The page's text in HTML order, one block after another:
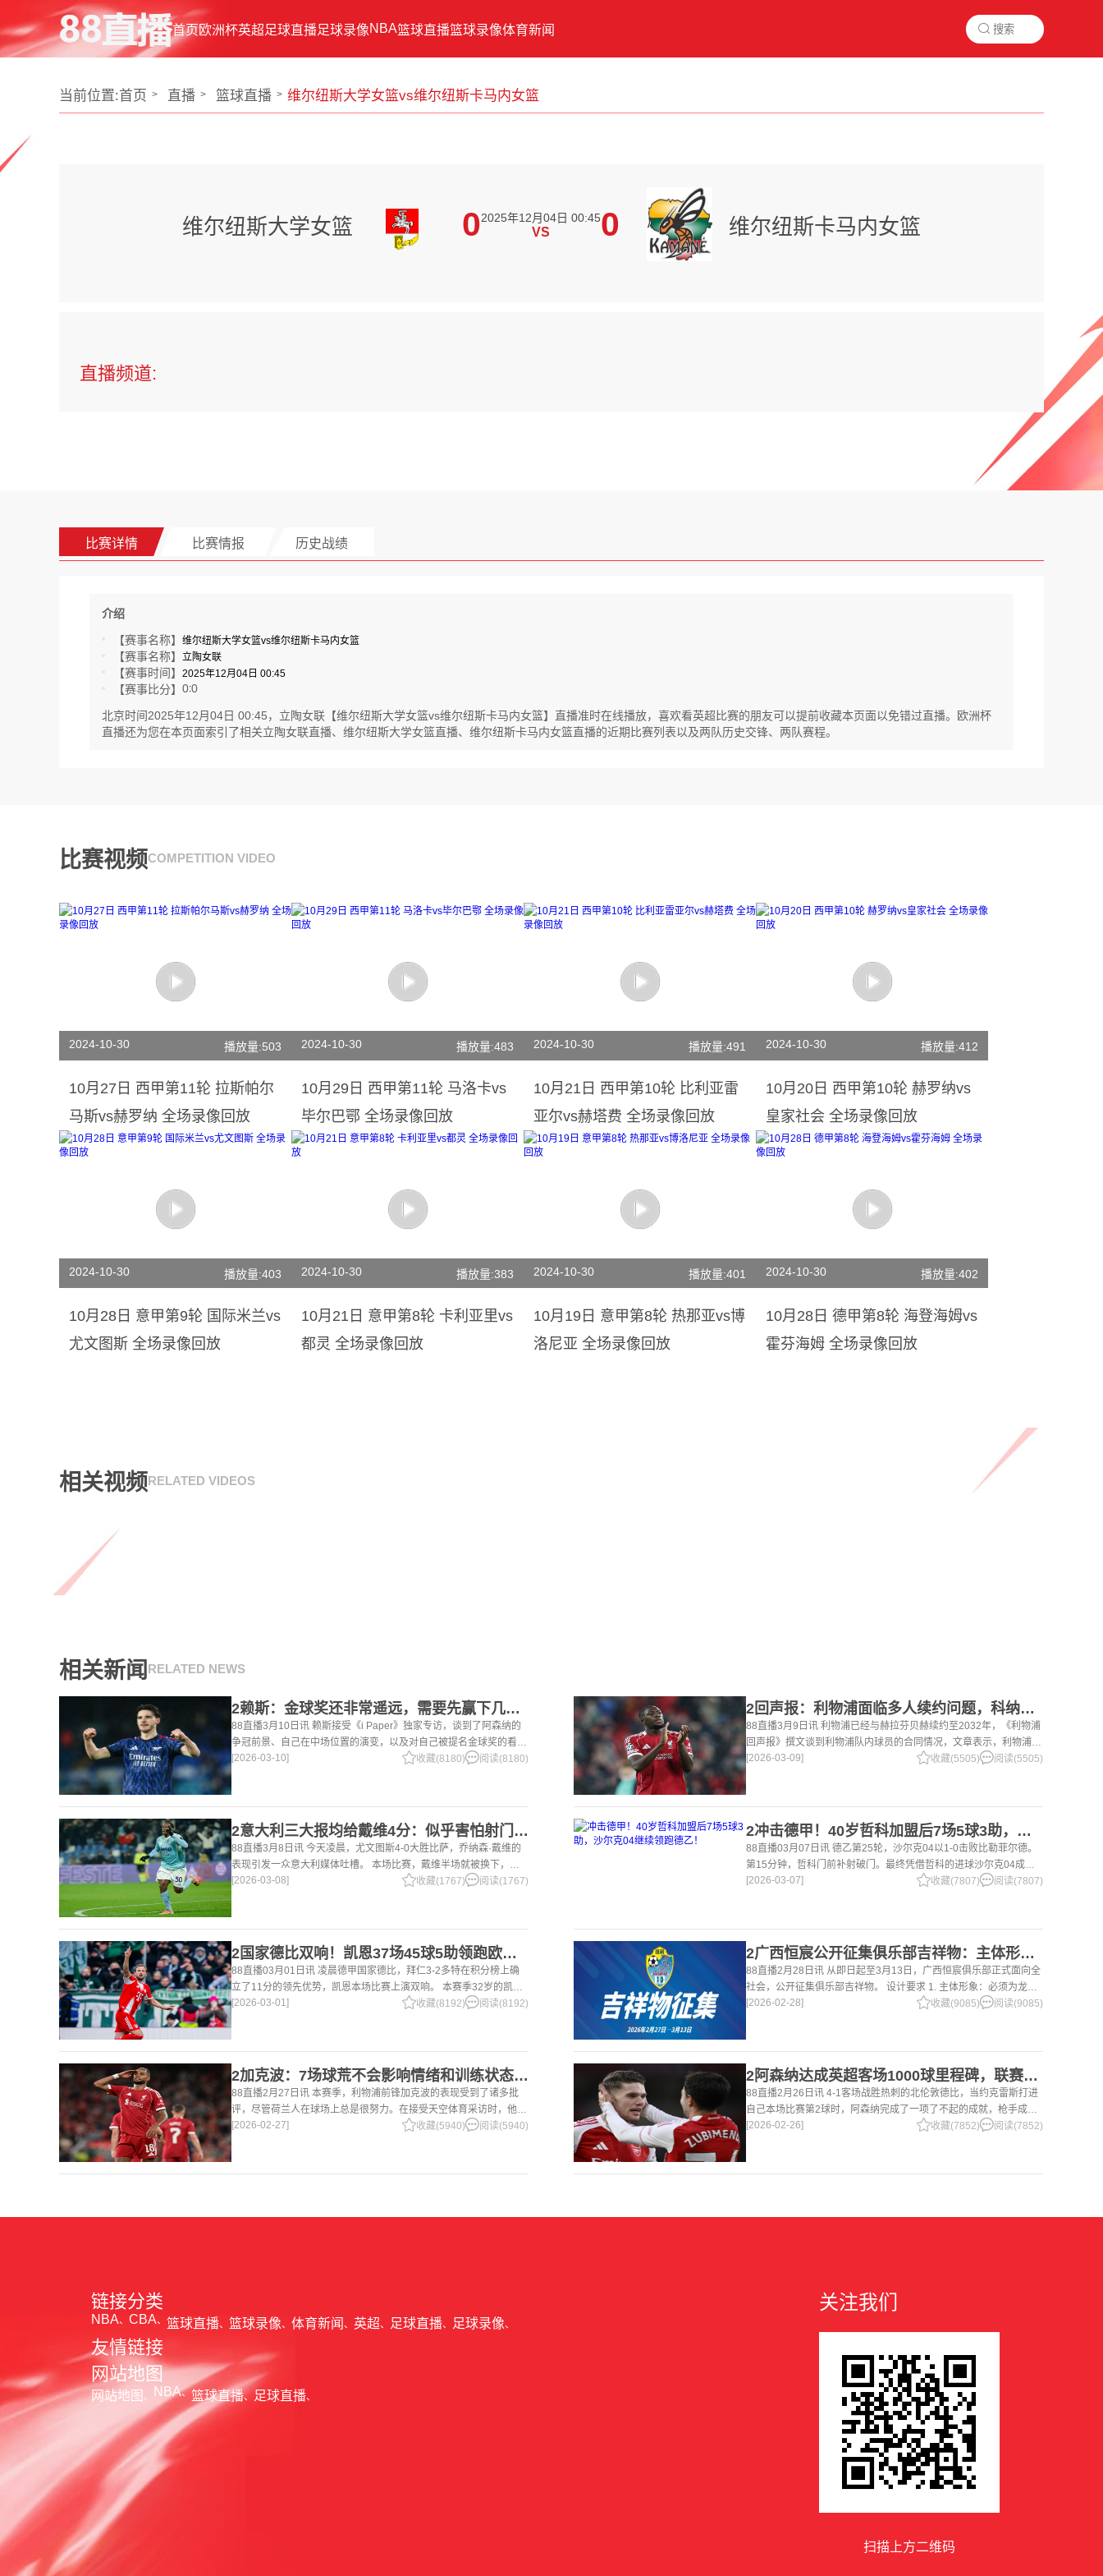
首页欧洲杯英超足球直播足球录像NBA篮球直播篮球录像体育新闻 
当前位置:首页 直播 篮球直播 维尔纽斯大学女篮vs维尔纽斯卡马内女篮
维尔纽斯大学女篮 02025年12月04日 00:45
VS 0 维尔纽斯卡马内女篮
直播频道:
比赛详情 比赛情报 历史战绩
介绍
【赛事名称】 维尔纽斯大学女篮vs维尔纽斯卡马内女篮
【赛事名称】 立陶女联
【赛事时间】 2025年12月04日 00:45
【赛事比分】 0:0
北京时间2025年12月04日 00:45，立陶女联【维尔纽斯大学女篮vs维尔纽斯卡马内女篮】直播准时在线播放，喜欢看英超比赛的朋友可以提前收藏本页面以免错过直播。欧洲杯
直播还为您在本页面索引了相关立陶女联直播、维尔纽斯大学女篮直播、维尔纽斯卡马内女篮直播的近期比赛列表以及两队历史交锋、两队赛程。
比赛视频COMPETITION VIDEO
2024-10-30 播放量:503
10月27日 西甲第11轮 拉斯帕尔
马斯vs赫罗纳 全场录像回放
2024-10-30 播放量:483
10月29日 西甲第11轮 马洛卡vs
毕尔巴鄂 全场录像回放
2024-10-30 播放量:491
10月21日 西甲第10轮 比利亚雷
亚尔vs赫塔费 全场录像回放
2024-10-30 播放量:412
10月20日 西甲第10轮 赫罗纳vs
皇家社会 全场录像回放
2024-10-30 播放量:403
10月28日 意甲第9轮 国际米兰vs
尤文图斯 全场录像回放
2024-10-30 播放量:383
10月21日 意甲第8轮 卡利亚里vs
都灵 全场录像回放
2024-10-30 播放量:401
10月19日 意甲第8轮 热那亚vs博
洛尼亚 全场录像回放
2024-10-30 播放量:402
10月28日 德甲第8轮 海登海姆vs
霍芬海姆 全场录像回放
相关视频RELATED VIDEOS
相关新闻 RELATED NEWS
2赖斯：金球奖还非常遥远，需要先赢下几个奖杯，专注当下好好踢球
88直播3月10日讯 赖斯接受《i Paper》独家专访，谈到了阿森纳的
争冠前景、自己在中场位置的演变，以及对自己被提名金球奖的看
法。 任意球 赖斯：“我们有一项非常擅长的技能——这背后付出了巨
[2026-03-10] 收藏(8180) 阅读(8180)
2回声报：利物浦面临多人续约问题，科纳特、罗伯逊合同今夏到期
88直播3月9日讯 利物浦已经与赫拉芬贝赫续约至2032年，《利物浦
回声报》撰文谈到利物浦队内球员的合同情况，文章表示，利物浦多
位球员面临合同问题。 对于利物浦来说，科纳特的合同将在本赛季
[2026-03-09] 收藏(5505) 阅读(5505)
2意大利三大报均给戴维4分：似乎害怕射门，每次触球球迷都叹息
88直播3月8日讯 今天凌晨，尤文图斯4-0大胜比萨，乔纳森·戴维的
表现引发一众意大利媒体吐槽。 本场比赛，戴维半场就被换下，赛
后，《米兰体育报》、《罗马体育报》和《都灵体育报》三大报都给
[2026-03-08] 收藏(1767) 阅读(1767)
2冲击德甲！40岁哲科加盟后7场5球3助，沙尔克04继续领跑德乙！
88直播03月07日讯 德乙第25轮，沙尔克04以1-0击败比勒菲尔德。
第15分钟，哲科门前补射破门。最终凭借哲科的进球沙尔克04成功
拿到3分，继续领跑德乙。 哲科还有10天将迎来自己40岁生日，在
[2026-03-07] 收藏(7807) 阅读(7807)
2国家德比双响！凯恩37场45球5助领跑欧洲金靴，32岁保持赛季全勤
88直播03月01日讯 凌晨德甲国家德比，拜仁3-2多特在积分榜上确
立了11分的领先优势，凯恩本场比赛上演双响。 本赛季32岁的凯恩
仍然保持着超高的效率，在到目前为止保持全勤，出战37场比赛，狂
[2026-03-01] 收藏(8192) 阅读(8192)
2广西恒宸公开征集俱乐部吉祥物：主体形象必须为龙
88直播2月28日讯 从即日起至3月13日，广西恒宸俱乐部正式面向全
社会，公开征集俱乐部吉祥物。 设计要求 1. 主体形象：必须为龙。
龙，是中华民族的精神图腾，象征着力量、进取与好运。在广西，这
[2026-02-28] 收藏(9085) 阅读(9085)
2加克波：7场球荒不会影响情绪和训练状态 利物浦如今已不容有失
88直播2月27日讯 本赛季，利物浦前锋加克波的表现受到了诸多批
评，尽管荷兰人在球场上总是很努力。在接受天空体育采访时，他谈
论了诸多话题。 关于球队对赛季目前情况的看法 这是一个很好的问
[2026-02-27] 收藏(5940) 阅读(5940)
2阿森纳达成英超客场1000球里程碑，联赛历史仅次于曼联的1063球
88直播2月26日讯 4-1客场战胜热刺的北伦敦德比，当约克雷斯打进
自己本场比赛第2球时，阿森纳完成了一项了不起的成就，枪手成为
英超历史第2支在客场打进1000球的球队，仅次于曼联的1063球。
[2026-02-26] 收藏(7852) 阅读(7852)
链接分类
NBA CBA 篮球直播 篮球录像 体育新闻 英超 足球直播 足球录像
友情链接
网站地图
网站地图 NBA 篮球直播 足球直播
关注我们
扫描上方二维码